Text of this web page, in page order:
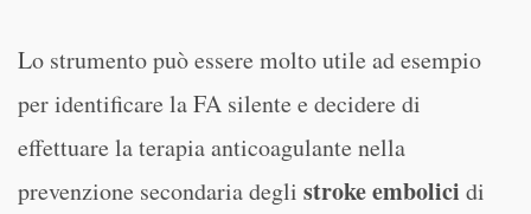
Lo strumento può essere molto utile ad esempio
per identificare la FA silente e decidere di
effettuare la terapia anticoagulante nella
prevenzione secondaria degli stroke embolici di